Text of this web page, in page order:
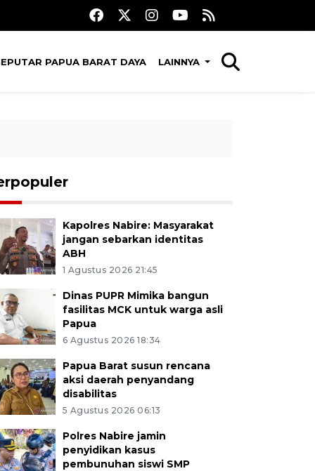
PAPUA BARAT DAYA LAINNYA
Kapolres Nabire: Masyarakat
jangan sebarkan identitas
ABH
1 Agustus 2026 21:45
Dinas PUPR Mimika bangun
fasilitas MCK untuk warga asli
Papua
6 Agustus 2026 18:34
Papua Barat susun rencana
aksi daerah penyandang
disabilitas
5 Agustus 2026 06:13
Polres Nabire jamin
penyidikan kasus
pembunuhan siswi SMP